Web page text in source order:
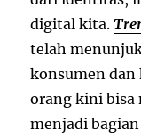
digital kita.
telah
konsumen dan
orang kini bisa
menjadi